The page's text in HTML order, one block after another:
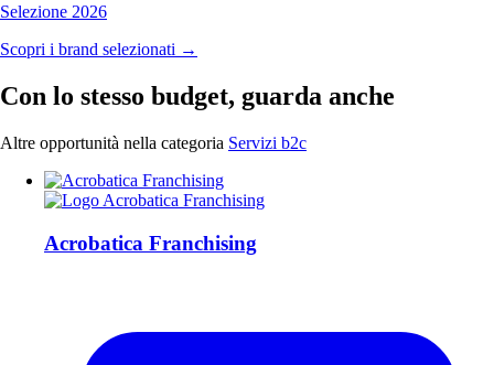
Selezione 2026
Scopri i brand selezionati →
Con lo stesso budget, guarda anche
Altre opportunità nella categoria Servizi b2c
Acrobatica Franchising